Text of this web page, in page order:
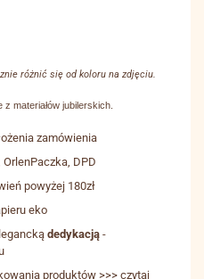
różnić się od koloru na zdjęciu.
materiałów jubilerskich.
zamówienia
DPD
powyżej 180zł
eko
dedykacją -
produktów >>> czytaj